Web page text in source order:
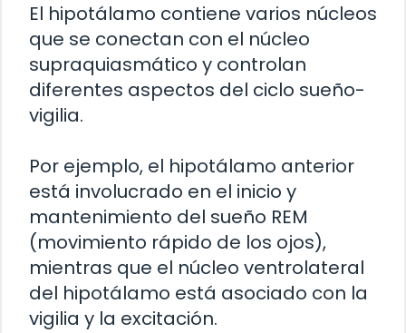
El hipotálamo contiene varios núcleos
que se conectan con el núcleo
supraquiasmático y controlan
diferentes aspectos del ciclo sueño-
vigilia.
Por ejemplo, el hipotálamo anterior
está involucrado en el inicio y
mantenimiento del sueño REM
(movimiento rápido de los ojos),
mientras que el núcleo ventrolateral
del hipotálamo está asociado con la
vigilia y la excitación.